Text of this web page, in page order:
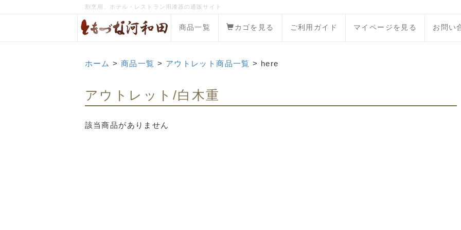
割烹用、ホテル・レストラン用漆器の通販サイト
商品一覧 カゴを見る ご利用ガイド マイページを見る お問い
ホーム > 商品一覧 > アウトレット商品一覧 > here
アウトレット/白木重
該当商品がありません